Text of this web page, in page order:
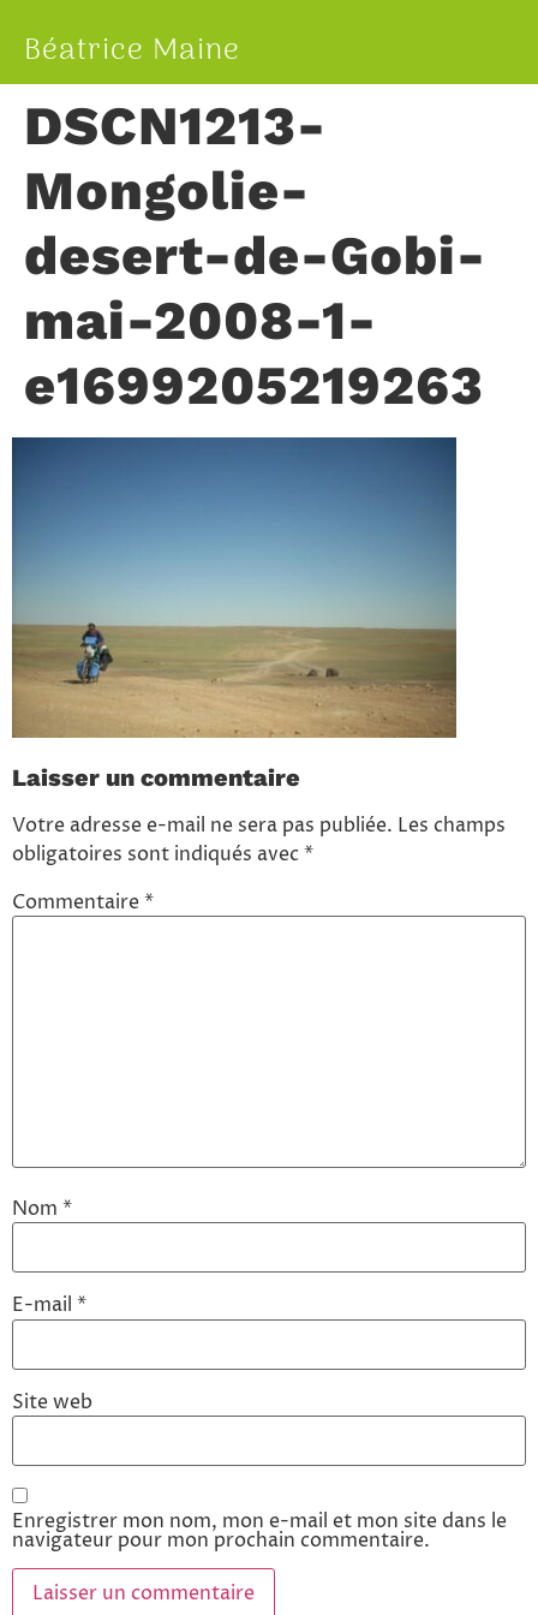
Béatrice Maine
DSCN1213-
Mongolie-
desert-de-Gobi-
mai-2008-1-
e1699205219263
Laisser un commentaire
Votre adresse e-mail ne sera pas publiée. Les champs
obligatoires sont indiqués avec*
Commentaire*
Nom *
E-mail *
Site web
Enregistrer mon nom, mon e-mail et mon site dans le
navigateur pour mon prochain commentaire.